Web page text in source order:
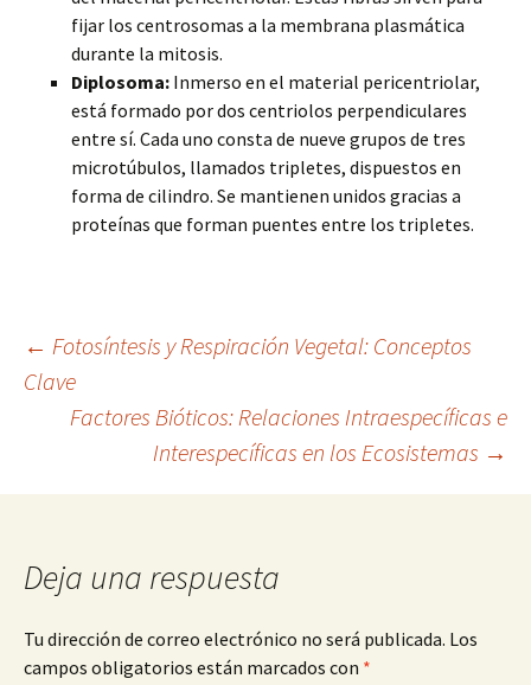
fijar los centrosomas a la membrana plasmática
durante la mitosis.
Diplosoma: Inmerso en el material pericentriolar,
está formado por dos centriolos perpendiculares
entre sí. Cada uno consta de nueve grupos de tres
microtúbulos, llamados tripletes, dispuestos en
forma de cilindro. Se mantienen unidos gracias a
proteínas que forman puentes entre los tripletes.
Navegación
entradas
← Fotosíntesis y Respiración Vegetal: Conceptos
Clave
Factores Bióticos: Relaciones Intraespecíficas e
Interespecíficas en los Ecosistemas →
Deja una respuesta
Tu dirección de correo electrónico no será publicada. Los
campos obligatorios están marcados con *